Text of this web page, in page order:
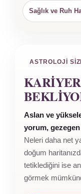
Sağlık ve Ruh
ASTROLOJI
Aslan ve
yorum,
Neleri daha net
doğum
tetiklediğini ise
görmek